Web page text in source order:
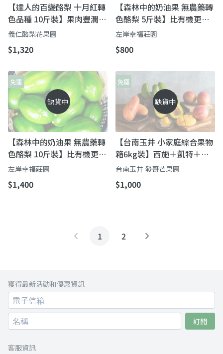
【達人的百變酪梨 十月紅轉
色品種 10斤裝】果肉豐潤飽
滿 油脂含量高的森林奶油
義仁酪梨花果園
$1,320
【森林中的奶油果 無農藥轉
色酪梨 5斤裝】比有機更難
的自然農法
左岸幸福莊園
$800
缺貨中
免運
【森林中的奶油果 無農藥轉
色酪梨 10斤裝】比有機更難
的自然農法
左岸幸福莊園
$1,400
缺貨中
免運
【台南玉井 小家庭綜合果物
箱6kg裝】西施＋凱特＋酪
梨 一次擁有多種類水果
台南玉井 發哥芒果園
$1,000
1 2
獲得最新活動和優惠資訊
訂閱
客服資訊